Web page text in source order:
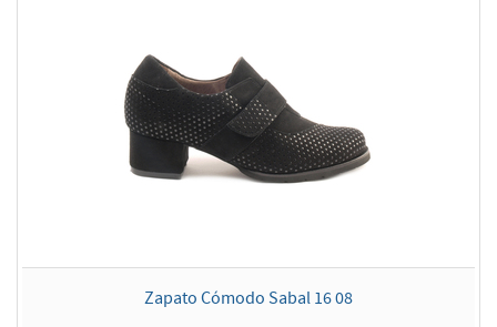
Zapato Cómodo Sabal 16 08